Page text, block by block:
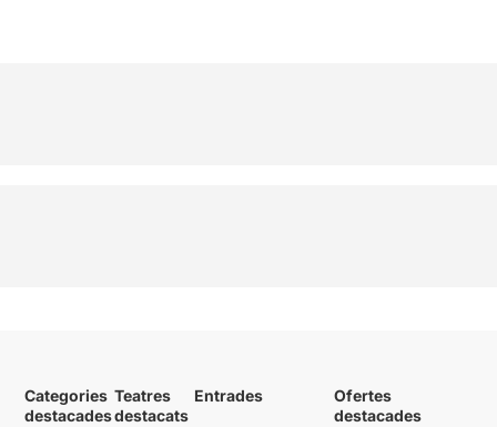
Categories
destacades
Teatres
destacats
Entrades
Ofertes
destacades